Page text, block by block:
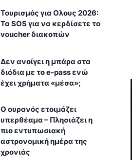
Τουρισμός για Ολους 2026:
Τα SOS για να κερδίσετε το
voucher διακοπών
Δεν ανοίγει η μπάρα στα
διόδια με το e-pass ενώ
έχει χρήματα «μέσα»;
Ο ουρανός ετοιμάζει
υπερθέαμα – Πλησιάζει η
πιο εντυπωσιακή
αστρονομική ημέρα της
χρονιάς